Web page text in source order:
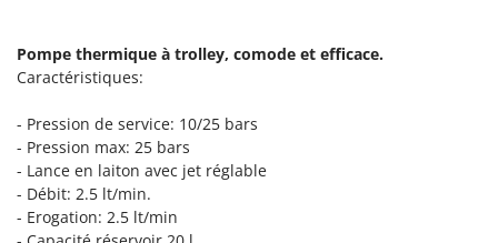
Pulvérisateurs portés
Rampes de chargement en aluminium
Râpes à fromage électriques
Râteaux pour tracteur
GVS
GYS
H
Hailo
Helvi
Henx
Pompe thermique à trolley, comode et efficace.
Caractéristiques:
- Pression de service: 10/25 bars
- Pression max: 25 bars
- Lance en laiton avec jet réglable
- Débit: 2.5 lt/min.
- Erogation: 2.5 lt/min